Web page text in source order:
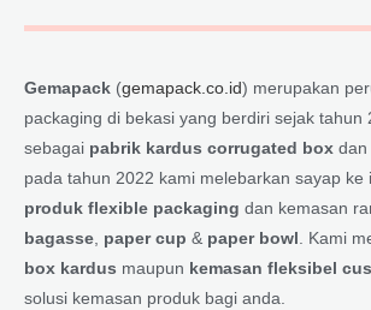
Gemapack (gemapack.co.id) merupakan
packaging di bekasi yang berdiri sejak tahun
sebagai pabrik kardus corrugated box dan
pada tahun 2022 kami melebarkan sayap ke
produk flexible packaging dan kemasan
bagasse, paper cup & paper bowl. Kami
box kardus maupun kemasan fleksibel
solusi kemasan produk bagi anda.